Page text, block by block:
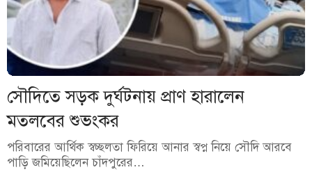
সৌদিতে সড়ক দুর্ঘটনায় প্রাণ হারালেন
মতলবের শুভংকর
পরিবারের আর্থিক স্বচ্ছলতা ফিরিয়ে আনার স্বপ্ন নিয়ে সৌদি আরবে
পাড়ি জমিয়েছিলেন চাঁদপুরের…